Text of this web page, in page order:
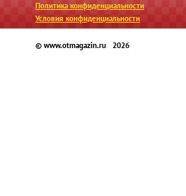
Политика конфиденциальности
Условия конфиденциальности
© www.otmagazin.ru 2026